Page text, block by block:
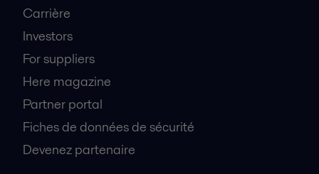
Carrière
Investors
For suppliers
Here magazine
Partner portal
Fiches de données de sécurité
Devenez partenaire